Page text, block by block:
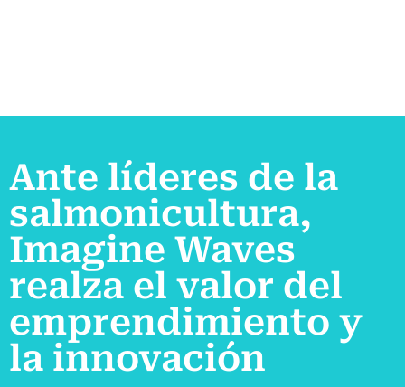
Ante líderes de la
salmonicultura,
Imagine Waves
realza el valor del
emprendimiento y
la innovación